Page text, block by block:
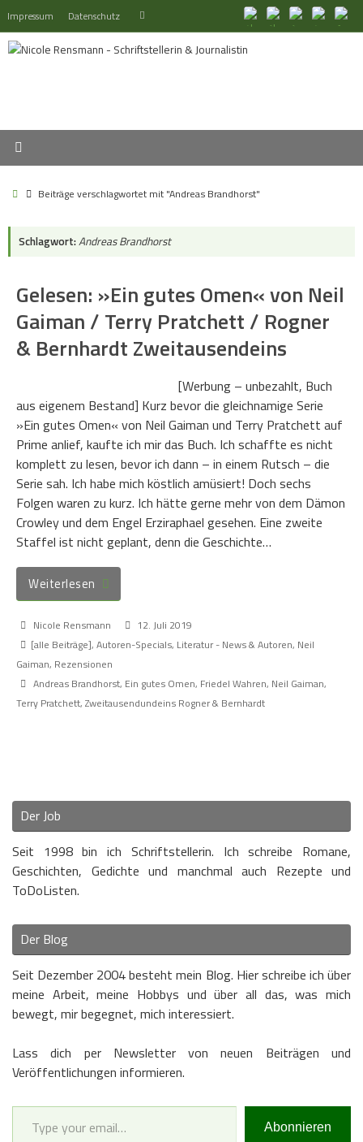
Inhalt
springen
Impressum Datenschutz Suchen
StartBeiträge verschlagwortet mit "Andreas Brandhorst"
Schlagwort:Andreas Brandhorst
Gelesen: »Ein gutes Omen« von Neil
Gaiman / Terry Pratchett / Rogner
& Bernhardt Zweitausendeins
[Werbung – unbezahlt, Buch
aus eigenem Bestand] Kurz bevor die gleichnamige Serie
»Ein gutes Omen« von Neil Gaiman und Terry Pratchett auf
Prime anlief, kaufte ich mir das Buch. Ich schaffte es nicht
komplett zu lesen, bevor ich dann – in einem Rutsch – die
Serie sah. Ich habe mich köstlich amüsiert! Doch sechs
Folgen waren zu kurz. Ich hätte gerne mehr von dem Dämon
Crowley und dem Engel Erziraphael gesehen. Eine zweite
Staffel ist nicht geplant, denn die Geschichte…
Weiterlesen
Nicole Rensmann
12. Juli 2019
[alle Beiträge], Autoren-Specials, Literatur - News & Autoren, Neil
Gaiman, Rezensionen
Andreas Brandhorst, Ein gutes Omen, Friedel Wahren, Neil Gaiman,
Terry Pratchett, Zweitausendundeins Rogner & Bernhardt
Der Job
Seit 1998 bin ich Schriftstellerin. Ich schreibe Romane,
Geschichten, Gedichte und manchmal auch Rezepte und
ToDoListen.
Der Blog
Seit Dezember 2004 besteht mein Blog. Hier schreibe ich über
meine Arbeit, meine Hobbys und über all das, was mich
bewegt, mir begegnet, mich interessiert.
Lass dich per Newsletter von neuen Beiträgen und
Veröffentlichungen informieren.
Type your email…
Abonnieren